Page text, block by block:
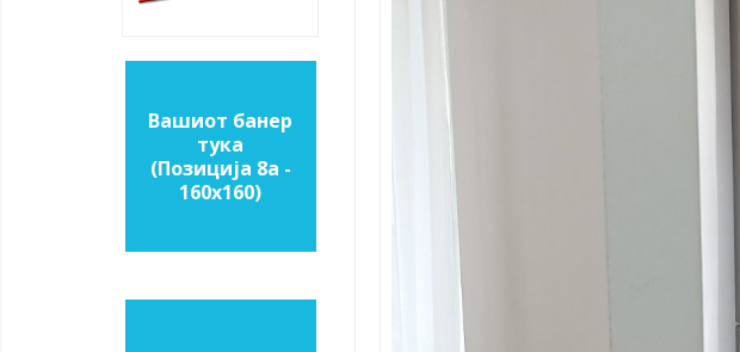
Вашиот банер
тука
(Позиција 8a -
160х160)